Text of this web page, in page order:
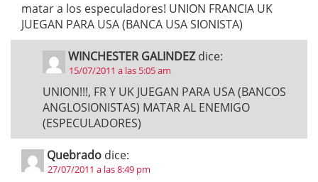
matar a los especuladores! UNION FRANCIA UK
JUEGAN PARA USA (BANCA USA SIONISTA)
WINCHESTER GALINDEZ dice:
15/07/2011 a las 5:05 am
UNION!!!, FR Y UK JUEGAN PARA USA (BANCOS
ANGLOSIONISTAS) MATAR AL ENEMIGO
(ESPECULADORES)
Quebrado dice:
27/07/2011 a las 8:49 pm